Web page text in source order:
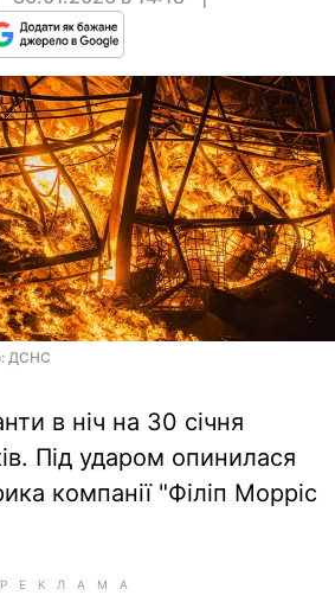
ДСНС
в ніч на 30 січня
Під ударом опинилася
компанії "Філіп Морріс